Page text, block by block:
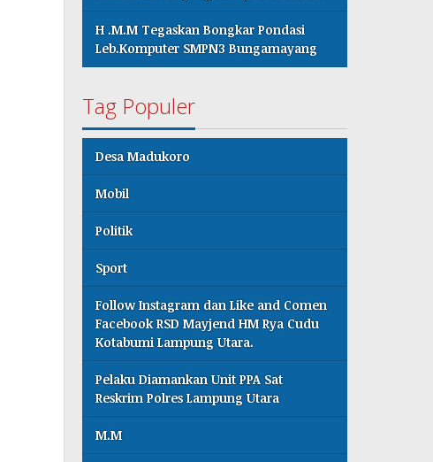
H .M.M Tegaskan Bongkar Pondasi
Leb.Komputer SMPN3 Bungamayang
Tag Populer
Desa Madukoro
Mobil
Politik
Sport
Follow Instagram dan Like and Comen
Facebook RSD Mayjend HM Rya Cudu
Kotabumi Lampung Utara.
Pelaku Diamankan Unit PPA Sat
Reskrim Polres Lampung Utara
M.M